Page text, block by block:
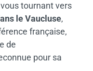
tournant vers
le Vaucluse,
française,
de
pour sa